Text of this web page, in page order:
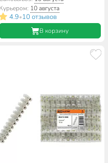
Electric, SQ0517-0121
Курьером: 10 августа
4.9•10 отзывов
В корзину